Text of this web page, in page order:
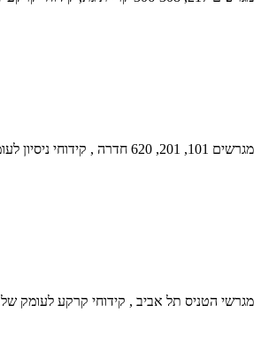
מגרשים 101, 201, 620 חדרה , קידוחי ניסיון לעומק של 20-40 מטר
מגרשי הטניס תל אביב , קידוחי קרקע לעומק של 40 מטר